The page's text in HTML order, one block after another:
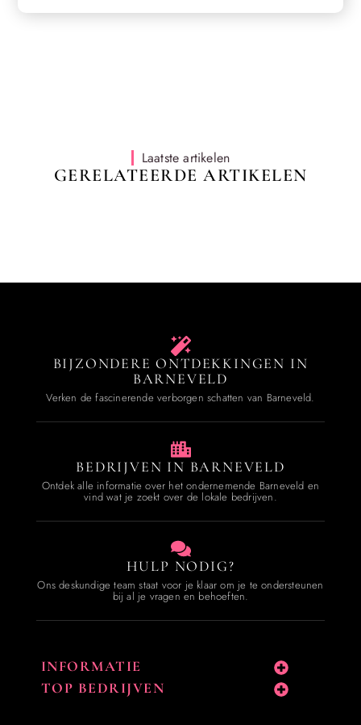
Laatste artikelen
GERELATEERDE ARTIKELEN
BIJZONDERE ONTDEKKINGEN IN
BARNEVELD
Verken de fascinerende verborgen schatten van Barneveld.
BEDRIJVEN IN BARNEVELD
Ontdek alle informatie over het ondernemende Barneveld en
vind wat je zoekt over de lokale bedrijven.
HULP NODIG?
Ons deskundige team staat voor je klaar om je te ondersteunen
bij al je vragen en behoeften.
INFORMATIE
TOP BEDRIJVEN